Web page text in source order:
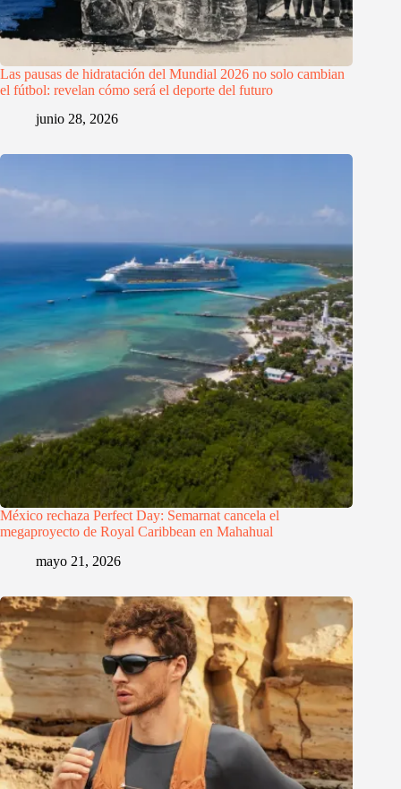
Las pausas de hidratación del Mundial 2026 no solo cambian
el fútbol: revelan cómo será el deporte del futuro
junio 28, 2026
México rechaza Perfect Day: Semarnat cancela el
megaproyecto de Royal Caribbean en Mahahual
mayo 21, 2026